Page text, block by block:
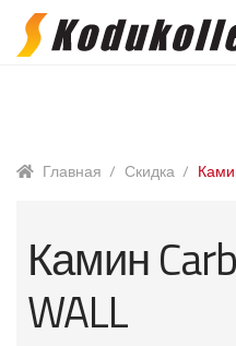
Перейти
Перейти
Главная / Скидка /
Камин
WALL